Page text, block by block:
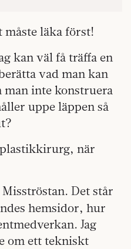
måste läka först!
kan väl få träffa en
vad man kan
man inte konstruera
uppe läppen så
plastikkirurg, när
Det står
hemsidor, hur
Jag
om ett tekniskt